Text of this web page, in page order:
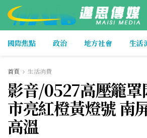
國際焦點 政治 地方社會 生活
首頁 生活消費
影音/0527高壓籠罩
市亮紅橙黃燈號 南
高溫